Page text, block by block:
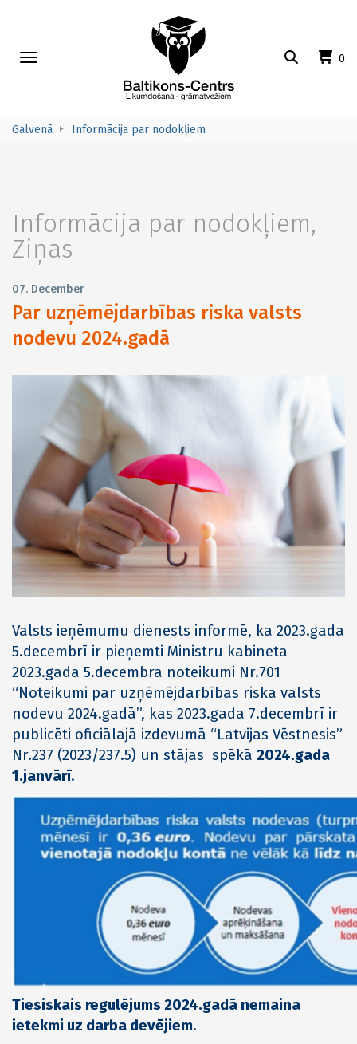
0
Toggle
Galvenā Informācija par nodokļiem
Informācija par nodokļiem,
Ziņas
07. December
Par uzņēmējdarbības riska valsts
nodevu 2024.gadā
Valsts ieņēmumu dienests informē, ka 2023.gada
5.decembrī ir pieņemti Ministru kabineta
2023.gada 5.decembra noteikumi Nr.701
“Noteikumi par uzņēmējdarbības riska valsts
nodevu 2024.gadā”, kas 2023.gada 7.decembrī ir
publicēti oficiālajā izdevumā “Latvijas Vēstnesis”
Nr.237 (2023/237.5) un stājas spēkā 2024.gada
1.janvārī.
Tiesiskais regulējums 2024.gadā nemaina
ietekmi uz darba devējiem.